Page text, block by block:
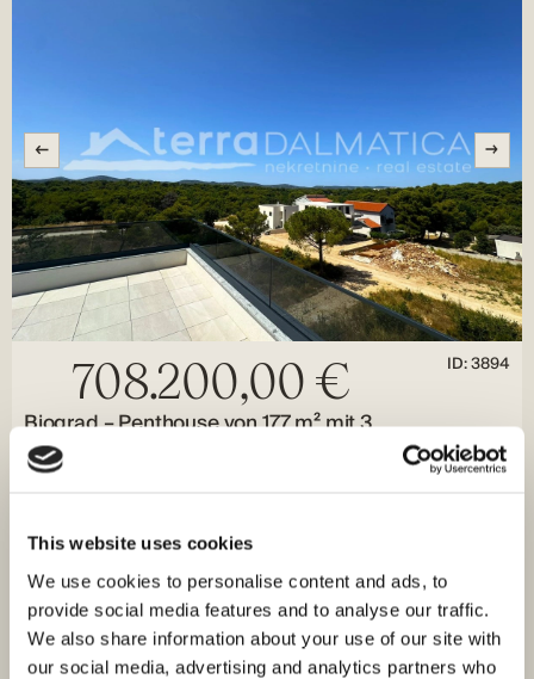
This website uses cookies
We use cookies to personalise content and ads, to
provide social media features and to analyse our traffic.
We also share information about your use of our site with
our social media, advertising and analytics partners who
708.200,00 € ID: 3894
Biograd – Penthouse von 177 m² mit 3
Schlafzimmern, Dachterrasse und Blick in die Natur
Bäder : 2
Zum Verkauf steht eine luxuriöse Penthouse-Wohnung in
einem Neubau, gelegen im zweiten Stock eines Gebäudes
mit insgesamt sechs Wohneinheiten, in…